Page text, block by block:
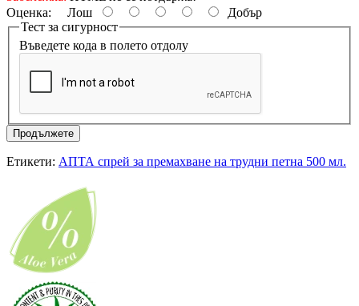
Оценка: Лош
Добър
Тест за сигурност
Въведете кода в полето отдолу
Продължете
Етикети: АПТА спрей за премахване на трудни петна 500 мл.